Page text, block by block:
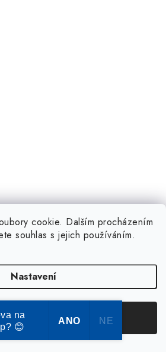
cookie. Dalším procházením
souhlas s jejich používáním.
Nastavení
Souhlasím
na
😊
ANO NE